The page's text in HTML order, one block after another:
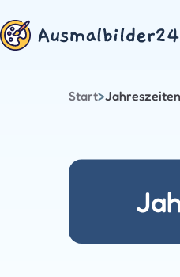
Inhalt
Start>Jahreszeiten